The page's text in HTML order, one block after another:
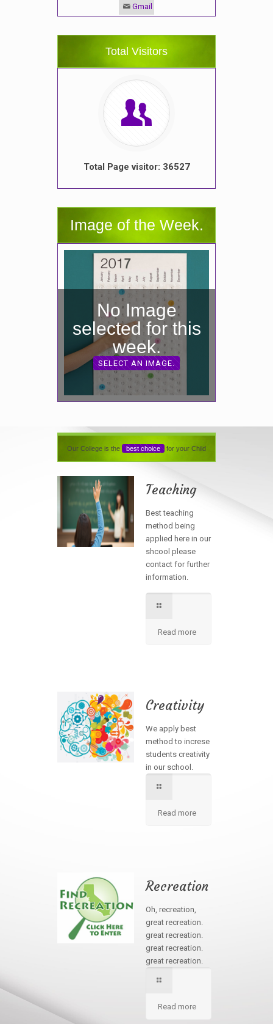
Gmail
Total Visitors
Total Page visitor: 36527
Image of the Week.
No Image
selected for this
week.
SELECT AN IMAGE.
Our College is the best choice for your Child
Teaching
Best teaching
method being
applied here in our
shcool please
contact for further
information.
Read more
Creativity
We apply best
method to increse
students creativity
in our school.
Read more
Recreation
Oh, recreation,
great recreation.
great recreation.
great recreation.
great recreation.
Read more